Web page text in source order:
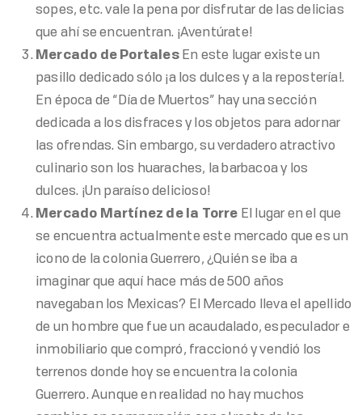
sopes, etc. vale la pena por disfrutar de las delicias
que ahí se encuentran. ¡Aventúrate!
Mercado de Portales En este lugar existe un
pasillo dedicado sólo ¡a los dulces y a la repostería!.
En época de “Día de Muertos” hay una sección
dedicada a los disfraces y los objetos para adornar
las ofrendas. Sin embargo, su verdadero atractivo
culinario son los huaraches, la barbacoa y los
dulces. ¡Un paraíso delicioso!
Mercado Martínez de la Torre El lugar en el que
se encuentra actualmente este mercado que es un
icono de la colonia Guerrero, ¿Quién se iba a
imaginar que aquí hace más de 500 años
navegaban los Mexicas? El Mercado lleva el apellido
de un hombre que fue un acaudalado, especulador e
inmobiliario que compró, fraccionó y vendió los
terrenos donde hoy se encuentra la colonia
Guerrero. Aunque en realidad no hay muchos